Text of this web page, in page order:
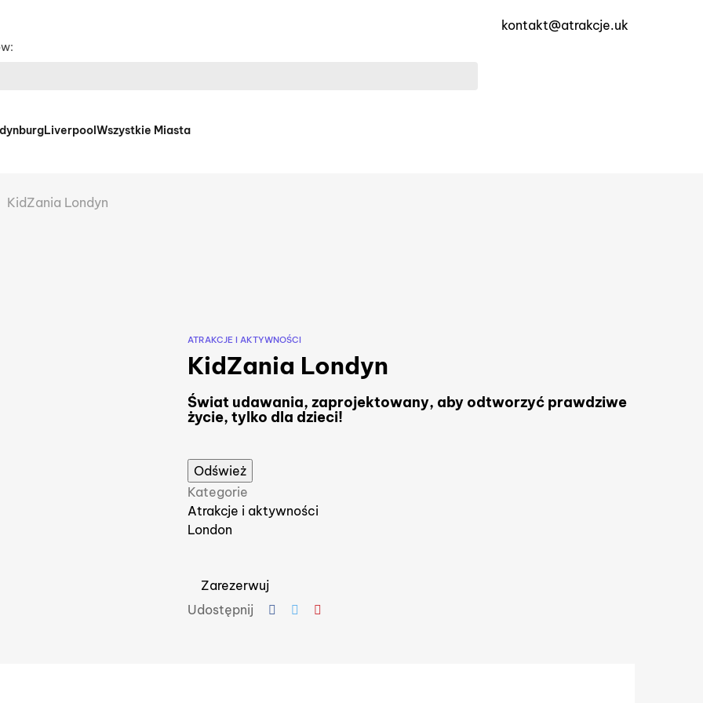
kontakt@atrakcje.uk
LiverpoolWszystkie Miasta
KidZania Londyn
ATRAKCJE I AKTYWNOŚCI
KidZania Londyn
Świat udawania, zaprojektowany, aby odtworzyć prawdziwe
życie, tylko dla dzieci!
Kategorie
Atrakcje i aktywności
London
Zarezerwuj
Udostępnij